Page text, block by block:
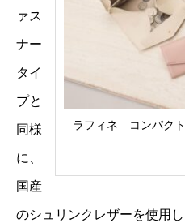
ラフィネ コンパク
ァス
ナー
タイ
プと
同様
に、
国産
のシュリンクレザーを使用